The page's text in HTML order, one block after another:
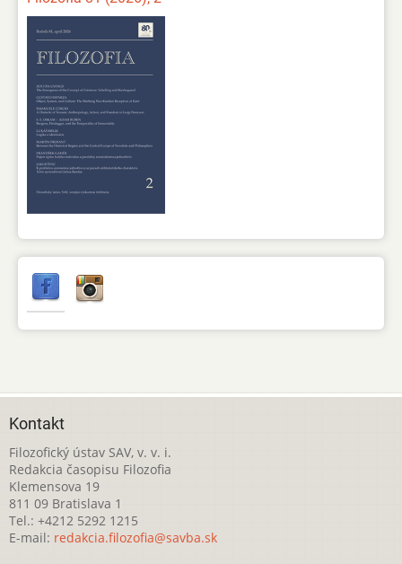
Kontakt
Filozofický ústav SAV, v. v. i.
Redakcia časopisu Filozofia
Klemensova 19
811 09 Bratislava 1
Tel.: +4212 5292 1215
E-mail: redakcia.filozofia@savba.sk